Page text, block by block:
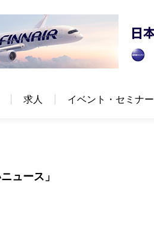
求人 イベント・セミナー
ュース」